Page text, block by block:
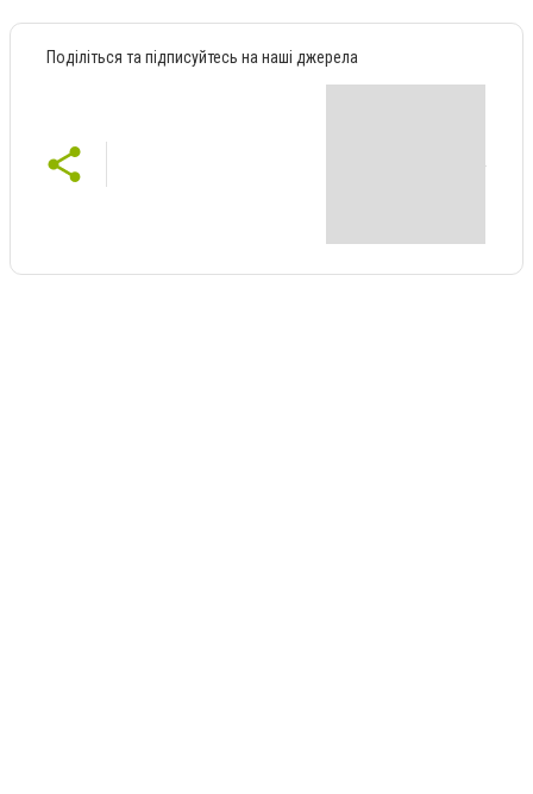
Поділіться та підписуйтесь на наші джерела